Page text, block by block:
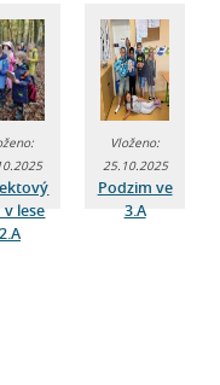
v lese
2.A
Vloženo:
25.10.2025
Podzim ve
3.A